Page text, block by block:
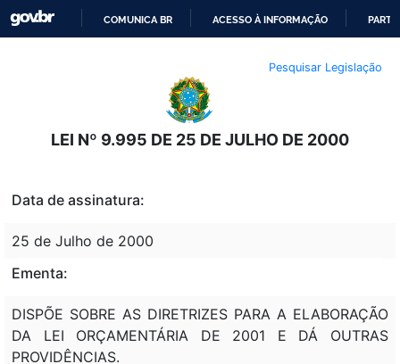
O
CONTEÚDO
COMUNICA BR ACESSO À INFORMAÇÃO
Pesquisar Legislação
LEI Nº 9.995 DE 25 DE JULHO DE 2000
Data de assinatura:
25 de Julho de 2000
Ementa:
DISPÕE SOBRE AS DIRETRIZES PARA A ELABORAÇÃO
DA LEI ORÇAMENTÁRIA DE 2001 E DÁ OUTRAS
PROVIDÊNCIAS.